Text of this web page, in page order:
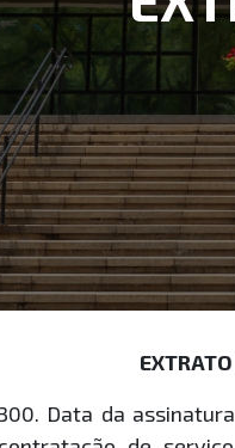
Data da assinatura: